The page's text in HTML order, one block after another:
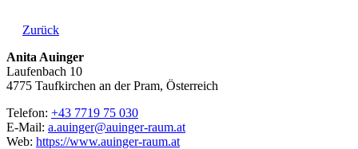
Zurück
Anita Auinger
Laufenbach 10
4775 Taufkirchen an der Pram, Österreich
Telefon: +43 7719 75 030
E-Mail: a.auinger@auinger-raum.at
Web: https://www.auinger-raum.at